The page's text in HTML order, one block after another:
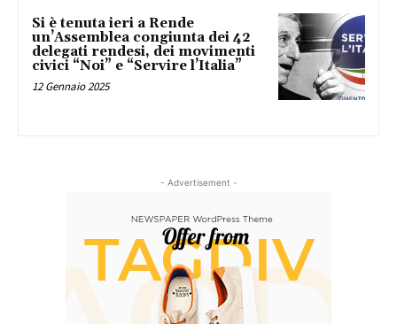
Si è tenuta ieri a Rende
un’Assemblea congiunta dei 42
delegati rendesi, dei movimenti
civici “Noi” e “Servire l’Italia”
12 Gennaio 2025
- Advertisement -